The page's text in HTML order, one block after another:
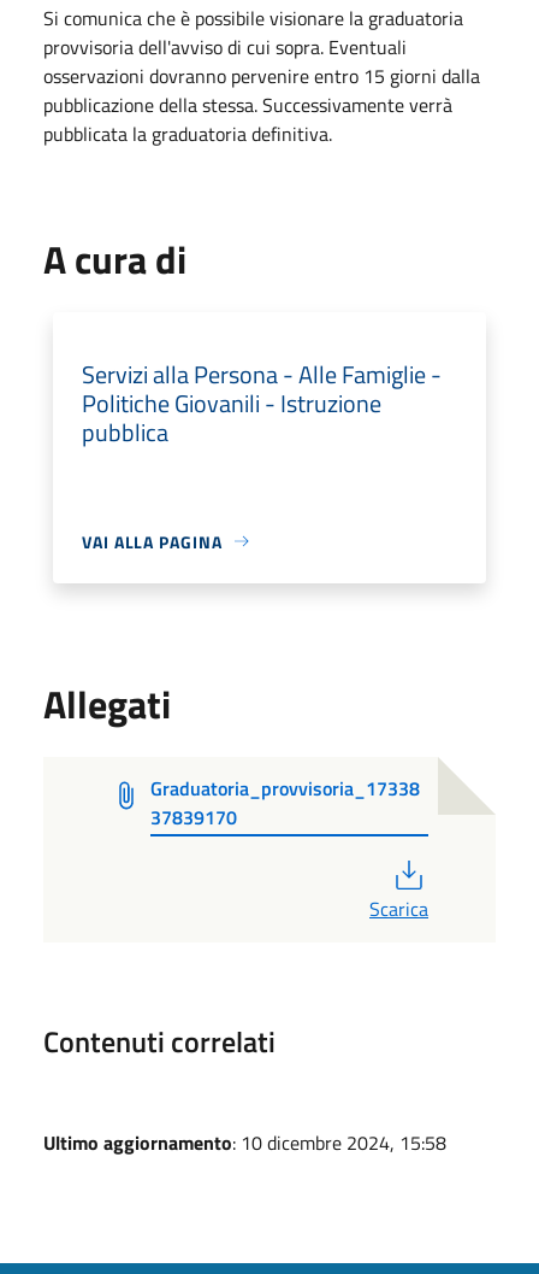
Si comunica che è possibile visionare la graduatoria
provvisoria dell'avviso di cui sopra. Eventuali
osservazioni dovranno pervenire entro 15 giorni dalla
pubblicazione della stessa. Successivamente verrà
pubblicata la graduatoria definitiva.
A cura di
Servizi alla Persona - Alle Famiglie -
Politiche Giovanili - Istruzione
pubblica
VAI ALLA PAGINA
Allegati
Graduatoria_provvisoria_17338
37839170
Scarica
Contenuti correlati
Ultimo aggiornamento: 10 dicembre 2024, 15:58